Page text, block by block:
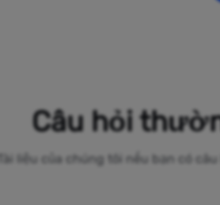
Câu hỏi
liệu của chúng tôi nếu bạn có